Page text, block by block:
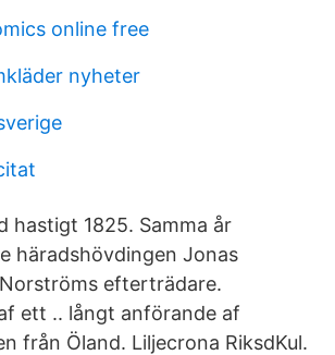
online free
nyheter
hastigt 1825. Samma år
häradshövdingen Jonas
efterträdare.
ett .. långt anförande af
från Öland. Liljecrona RiksdKul.